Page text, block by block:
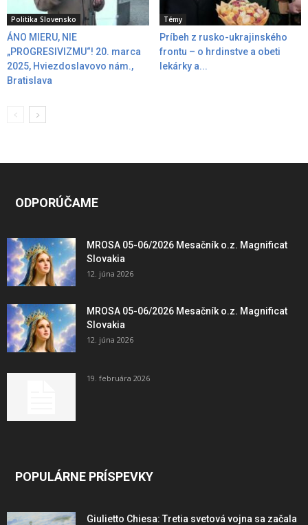
Politika Slovensko
ÁNO MIERU, NIE
„PROGRESIVIZMU“! 20. marca
2025, Hviezdoslavovo nám.,
Bratislava
Témy
Príbeh z rusko-ukrajinského
frontu – o hrdinstve a obeti
lekárky a...
ODPORÚČAME
MROSA 05-06/2026 Mesačník o.z. Magnificat
Slovakia
12. júna 2026
MROSA 05-06/2026 Mesačník o.z. Magnificat
Slovakia
12. júna 2026
19. februára 2026
POPULÁRNE PRÍSPEVKY
Giulietto Chiesa: Tretia svetová vojna sa začala